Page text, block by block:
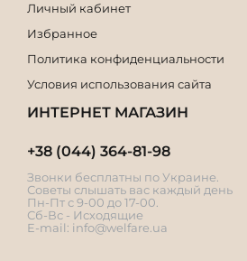
Личный кабинет
Избранное
Политика конфиденциальности
Условия использования сайта
ИНТЕРНЕТ МАГАЗИН
+38 (044) 364-81-98
Звонки бесплатны по Украине.
Советы слышать вас каждый день
Пн-Пт с 9-00 до 17-00.
Сб-Вс - Исходящие
E-mail: info@welfare.ua